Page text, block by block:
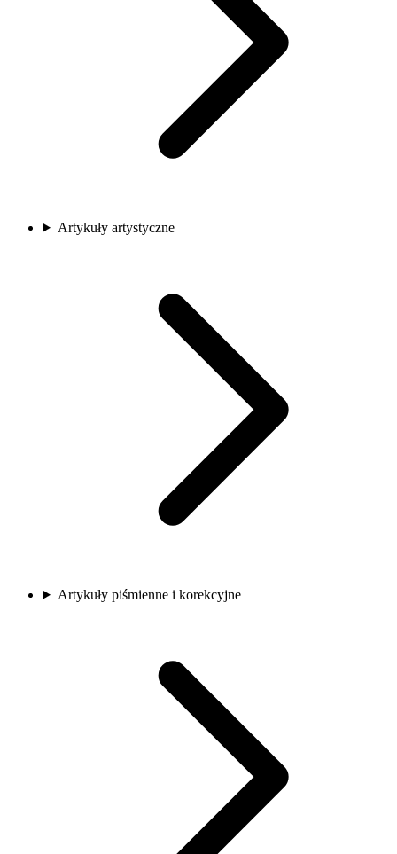
Artykuły artystyczne
Artykuły piśmienne i korekcyjne